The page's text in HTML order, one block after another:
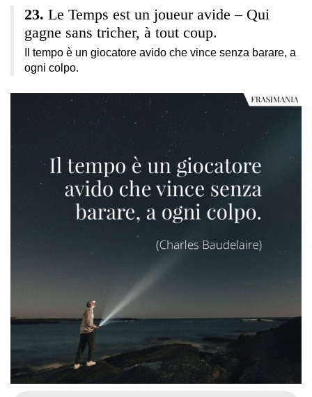
Le Temps est un joueur avide – Qui
gagne sans tricher, à tout coup.
Il tempo è un giocatore avido che vince senza barare, a
ogni colpo.